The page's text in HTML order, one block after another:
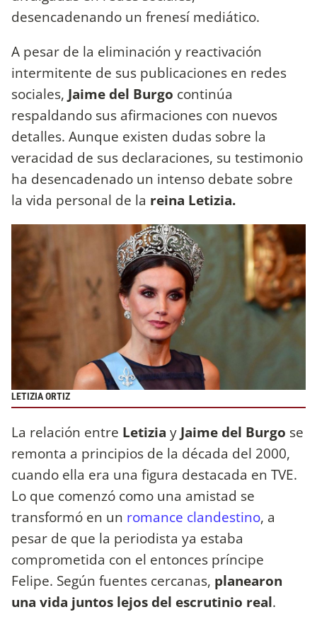
desencadenando un frenesí mediático.
A pesar de la eliminación y reactivación
intermitente de sus publicaciones en redes
sociales, Jaime del Burgo continúa
respaldando sus afirmaciones con nuevos
detalles. Aunque existen dudas sobre la
veracidad de sus declaraciones, su testimonio
ha desencadenado un intenso debate sobre
la vida personal de la reina Letizia.
LETIZIA ORTIZ
La relación entre Letizia y Jaime del Burgo se
remonta a principios de la década del 2000,
cuando ella era una figura destacada en TVE.
Lo que comenzó como una amistad se
transformó en un romance clandestino, a
pesar de que la periodista ya estaba
comprometida con el entonces príncipe
Felipe. Según fuentes cercanas, planearon
una vida juntos lejos del escrutinio real.